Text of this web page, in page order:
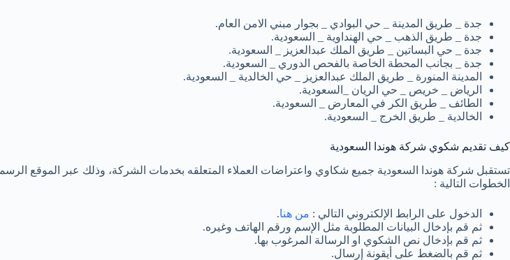
جدة _ طريق المدينة _ حي البوادي _ بجوار مبني الامن العام.
جدة _ طريق الذهب _ حي الهنداوية _ السعودية.
جدة _ حي البساتين _ طريق الملك عبدالعزيز _ السعودية.
جدة _ بجانب المحطة الخاصة بالفحص الدوري _ السعودية.
المدينة المنورة _ طريق الملك عبدالعزيز _ حي الخالدية _ السعودية.
الرياض _ خريص _ حي الريان _السعودية.
الطائف _ طريق الكر في المعارض _ السعودية.
الخالدية _ طريق الخرج _ السعودية.
كيف تقديم شكوي شركة هوندا السعودية
تستقبل شركة هوندا السعودية جميع شكاوي واعتراضات العملاء المتعلقه بخدمات الشركة، وذلك عبر الموقع
الخطوات التالية :
الدخول على الرابط الإلكتروني التالي : من هنا.
ثم قم بإدخال البيانات المطلوبة مثل الإسم ورقم الهاتف وغيره.
ثم قم بإدخال نص الشكوي او الرسالة المرغوب بها.
ثم قم بالضغط على أيقونة إرسال.